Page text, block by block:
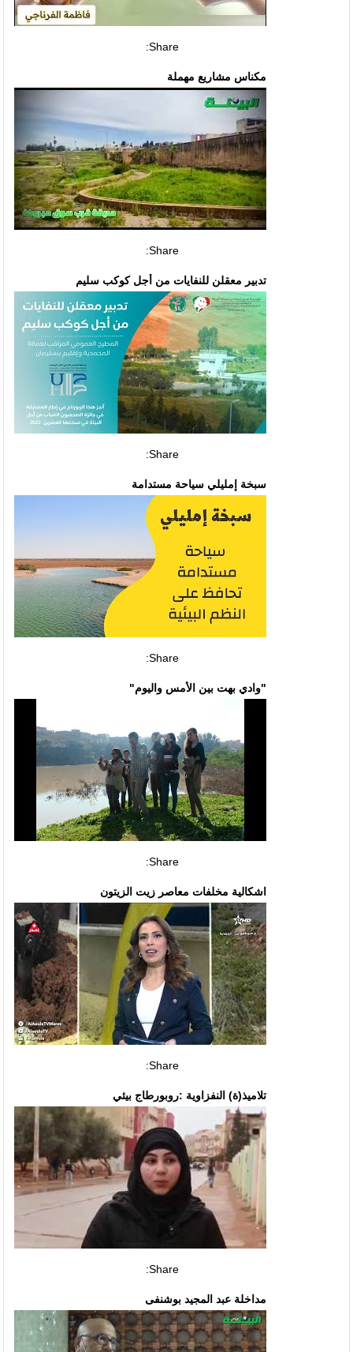
Share:
مكناس مشاريع مهملة
Share:
تدبير معقلن للنفايات من أجل كوكب سليم
Share:
سبخة إمليلي سياحة مستدامة
Share:
"وادي بهت بين الأمس واليوم"
Share:
اشكالية مخلفات معاصر زيت الزيتون
Share:
تلاميذ(ة) النفزاوية :روبورطاج بيئي
Share:
مداخلة عبد المجيد بوشنفى